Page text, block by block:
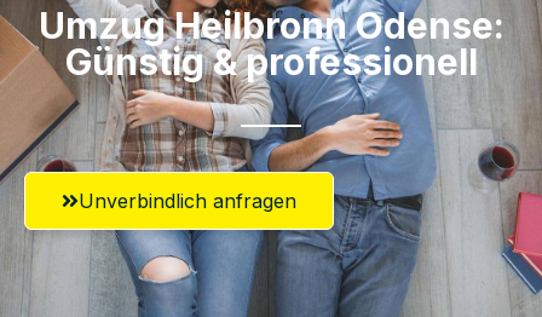
Umzug Heilbronn​ Odense:
Günstig & professionell​
Unverbindlich anfragen